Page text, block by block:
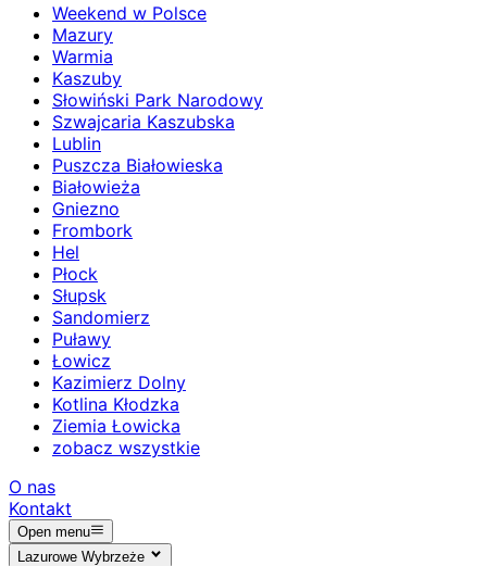
Weekend w Polsce
Mazury
Warmia
Kaszuby
Słowiński Park Narodowy
Szwajcaria Kaszubska
Lublin
Puszcza Białowieska
Białowieża
Gniezno
Frombork
Hel
Płock
Słupsk
Sandomierz
Puławy
Łowicz
Kazimierz Dolny
Kotlina Kłodzka
Ziemia Łowicka
zobacz wszystkie
O nas
Kontakt
Open menu
Lazurowe Wybrzeże